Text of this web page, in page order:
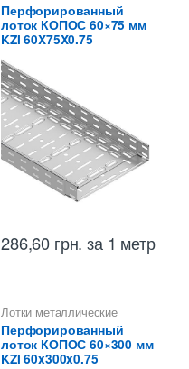
высотой 60 мм
Перфорированные лотки
высотой 60 мм
Перфорированный
лоток КОПОС 60×75 мм
KZI 60X75X0.75
286,60 грн. за 1 метр
Лотки металлические
высотой 60 мм
Перфорированные лотки
высотой 60 мм
Перфорированный
лоток КОПОС 60×300 мм
KZI 60x300x0.75